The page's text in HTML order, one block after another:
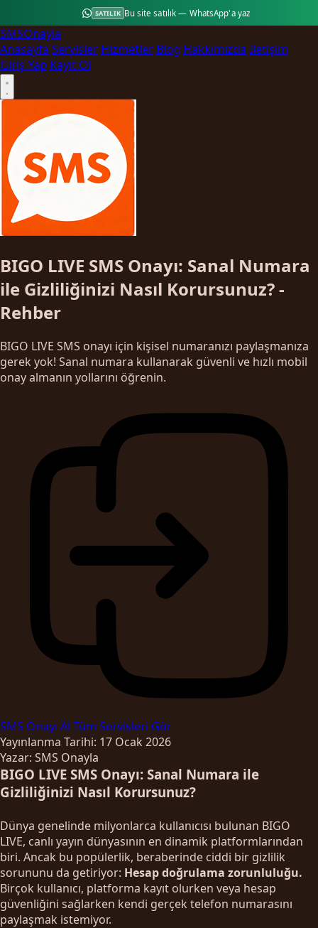
SATILIK Bu site satılık — WhatsApp'a yaz
SMSOnayla
Anasayfa Servisler Hizmetler Blog Hakkımızda İletişim
Giriş Yap Kayıt Ol
BIGO LIVE SMS Onayı: Sanal Numara
ile Gizliliğinizi Nasıl Korursunuz? -
Rehber
BIGO LIVE SMS onayı için kişisel numaranızı paylaşmanıza
gerek yok! Sanal numara kullanarak güvenli ve hızlı mobil
onay almanın yollarını öğrenin.
SMS Onayı Al Tüm Servisleri Gör
Yayınlanma Tarihi: 17 Ocak 2026
Yazar: SMS Onayla
BIGO LIVE SMS Onayı: Sanal Numara ile
Gizliliğinizi Nasıl Korursunuz?
Dünya genelinde milyonlarca kullanıcısı bulunan BIGO
LIVE, canlı yayın dünyasının en dinamik platformlarından
biri. Ancak bu popülerlik, beraberinde ciddi bir gizlilik
sorununu da getiriyor: Hesap doğrulama zorunluluğu.
Birçok kullanıcı, platforma kayıt olurken veya hesap
güvenliğini sağlarken kendi gerçek telefon numarasını
paylaşmak istemiyor.